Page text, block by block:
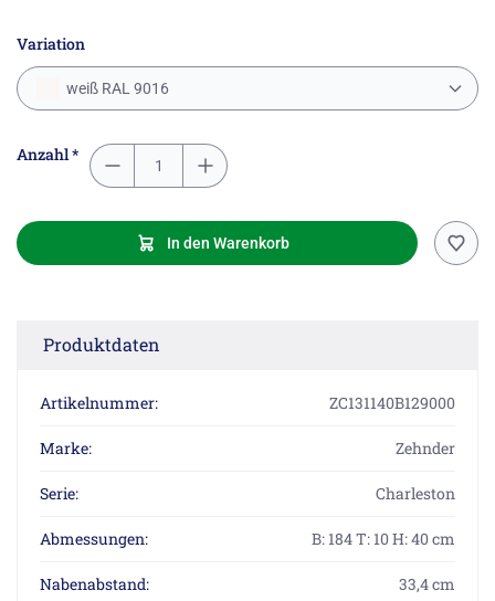
Variation
weiß RAL 9016
Anzahl *
In den Warenkorb
Produktdaten
Artikelnummer: ZC131140B129000
Marke: Zehnder
Serie: Charleston
Abmessungen: B: 184 T: 10 H: 40 cm
Nabenabstand: 33,4 cm